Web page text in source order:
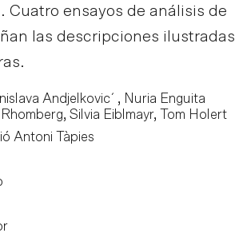
Cuatro ensayos de análisis de
las descripciones ilustradas
Andjelkovic´ , Nuria Enguita
Silvia Eiblmayr, Tom Holert
Antoni Tàpies